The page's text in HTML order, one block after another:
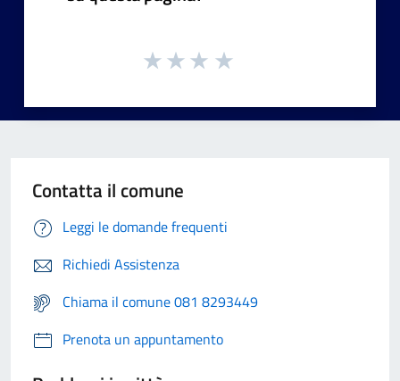
Contatta il comune
Leggi le domande frequenti
Richiedi Assistenza
Chiama il comune 081 8293449
Prenota un appuntamento